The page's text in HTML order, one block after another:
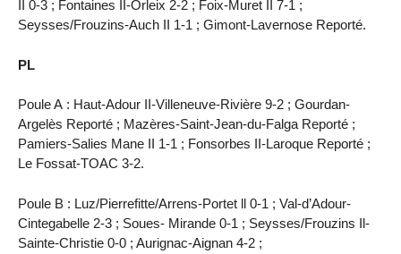
II 0-3 ; Fontaines II-Orleix 2-2 ; Foix-Muret II 7-1 ;
Seysses/Frouzins-Auch II 1-1 ; Gimont-Lavernose Reporté.
PL
Poule A : Haut-Adour II-Villeneuve-Rivière 9-2 ; Gourdan-
Argelès Reporté ; Mazères-Saint-Jean-du-Falga Reporté ;
Pamiers-Salies Mane II 1-1 ; Fonsorbes II-Laroque Reporté ;
Le Fossat-TOAC 3-2.
Poule B : Luz/Pierrefitte/Arrens-Portet ll 0-1 ; Val-d’Adour-
Cintegabelle 2-3 ; Soues- Mirande 0-1 ; Seysses/Frouzins Il-
Sainte-Christie 0-0 ; Aurignac-Aignan 4-2 ;